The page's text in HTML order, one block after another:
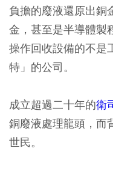
負擔的廢液還原出銅
金，甚至是半導體製
操作回收設備的不是
特」的公司。
成立超過二十年的衛
銅廢液處理龍頭，而
世民。